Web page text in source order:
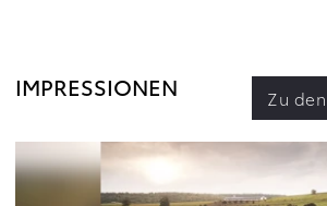
IMPRESSIONEN